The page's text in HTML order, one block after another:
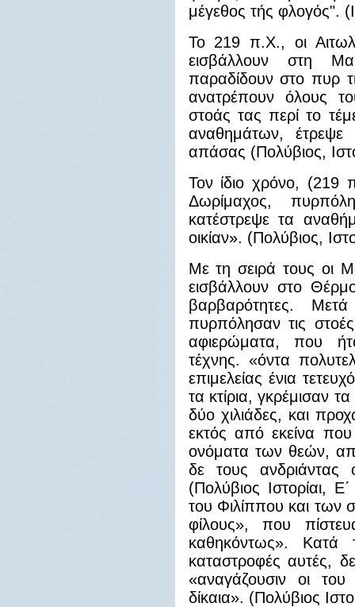
μέγεθος τής φλογός".
To 219 π.Χ., οι
εισβάλλουν στη
παραδίδουν στο πυρ
ανατρέπουν όλους
στοάς τας περί το
αναθημάτων,
απάσας (Πολύβιος,
Τον ίδιο χρόνο, (219
Δωρίμαχος,
κατέστρεψε τα
οικίαν». (Πολύβιος,
Με τη σειρά τους οι
εισβάλλουν στο
βαρβαρότητες.
πυρπόλησαν τις
αφιερώματα, που
τέχνης. «όντα
επιμελείας ένια
τα κτίρια, γκρέμισαν
δύο χιλιάδες, και
εκτός από εκείνα
ονόματα των θεών,
δε τους ανδριάντας
(Πολύβιος Ιστορίαι,
του Φιλίππου και των
φίλους», που
καθηκόντως». Κατά
καταστροφές αυτές,
«αναγάζουσιν οι
δίκαια». (Πολύβιος